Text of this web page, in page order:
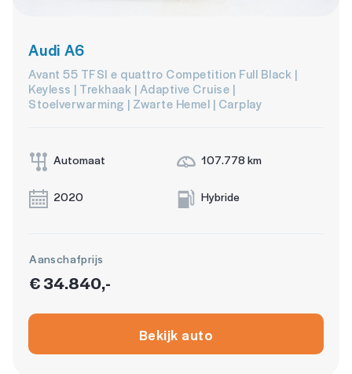
Audi A6
Avant 55 TFSI e quattro Competition Full Black |
Keyless | Trekhaak | Adaptive Cruise |
Stoelverwarming | Zwarte Hemel | Carplay
Automaat 107.778 km
2020 Hybride
Aanschafprijs
€ 34.840,-
Bekijk auto